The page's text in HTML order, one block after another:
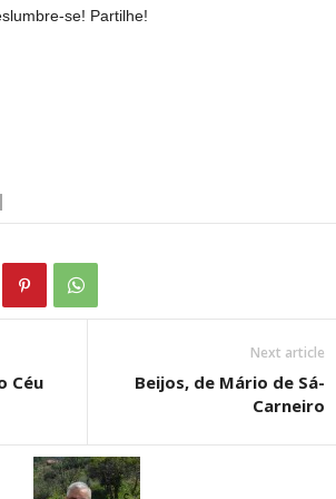
se! Partilhe!
Céu
Next article
Beijos, de Mário de Sá-
Carneiro